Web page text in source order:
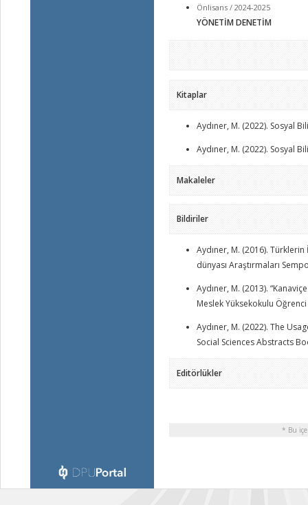
Önlisans / 2024-2025
YÖNETİM DENETİM
Kitaplar
Aydıner, M. (2022). Sosyal
Aydıner, M. (2022). Sosyal
Makaleler
Bildiriler
Aydıner, M. (2016).
dünyası Araştırmaları
Aydıner, M. (2013).
Meslek Yüksekokulu
Aydıner, M. (2022). The
Social Sciences Abstracts
Editörlükler
* Bu